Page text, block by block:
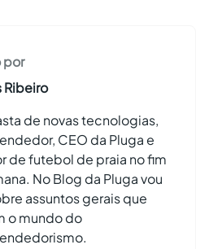
por
Ribeiro
de novas tecnologias,
CEO da Pluga e
de futebol de praia no fim
No Blog da Pluga vou
assuntos gerais que
o mundo do